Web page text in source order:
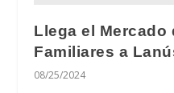
Llega el Mercado
Familiares a
08/25/2024